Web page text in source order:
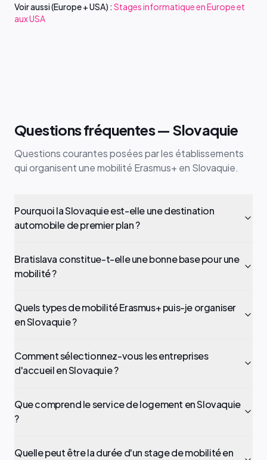
Voir aussi (Europe + USA) : Stages informatique en Europe et
aux USA
Questions fréquentes — Slovaquie
Questions courantes posées par les établissements
qui organisent une mobilité Erasmus+ en Slovaquie.
Pourquoi la Slovaquie est-elle une destination
automobile de premier plan ?
Bratislava constitue-t-elle une bonne base pour une
mobilité ?
Quels types de mobilité Erasmus+ puis-je organiser
en Slovaquie ?
Comment sélectionnez-vous les entreprises
d'accueil en Slovaquie ?
Que comprend le service de logement en Slovaquie
?
Quelle peut être la durée d'un stage de mobilité en